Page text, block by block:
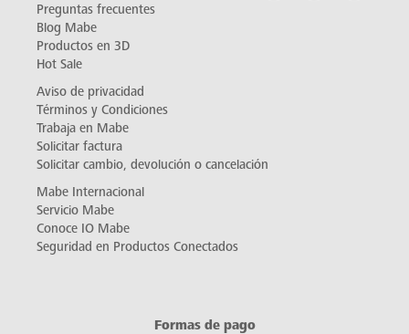
Preguntas frecuentes
Blog Mabe
Productos en 3D
Hot Sale
Aviso de privacidad
Términos y Condiciones
Trabaja en Mabe
Solicitar factura
Solicitar cambio, devolución o cancelación
Mabe Internacional
Servicio Mabe
Conoce IO Mabe
Seguridad en Productos Conectados
Formas de pago